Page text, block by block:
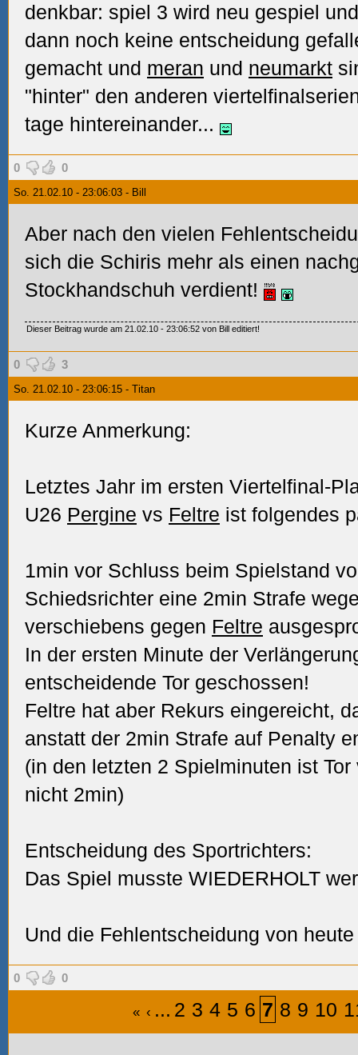
denkbar: spiel 3 wird neu gespiel
dann noch keine entscheidung
gemacht und meran und neumarkt
"hinter" den anderen
tage hintereinander...
0 0
So. 21.02.10 - 23:06:03 - Bill
Aber nach den vielen
sich die Schiris mehr als einen
Stockhandschuh verdient!
Dieser Beitrag wurde am 21.02.10 - 23:06:52 von Bill editiert!
0 3
So. 21.02.10 - 23:06:15 - Titan
Kurze Anmerkung:
Letztes Jahr im ersten Viertelfinal-
U26 Pergine vs Feltre ist folgendes
1min vor Schluss beim Spielstand
Schiedsrichter eine 2min Strafe
verschiebens gegen Feltre
In der ersten Minute der
entscheidende Tor geschossen!
Feltre hat aber Rekurs eingereicht,
anstatt der 2min Strafe auf Penalty
(in den letzten 2 Spielminuten ist
nicht 2min)
Entscheidung des Sportrichters:
Das Spiel musste WIEDERHOLT
Und die Fehlentscheidung von
0 0
« ‹ ... 2 3 4 5 6 7 8 9 10